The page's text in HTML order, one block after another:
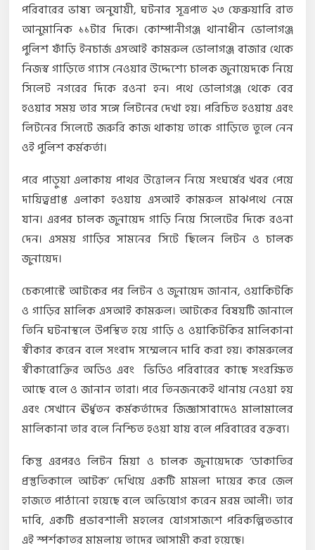
পরিবারের ভাষ্য অনুযায়ী, ঘটনার সূত্রপাত ২৩ ফেব্রুয়ারি রাত
আনুমানিক ১১টার দিকে। কোম্পানীগঞ্জ থানাধীন ভোলাগঞ্জ
পুলিশ ফাঁড়ি ইনচার্জ এসআই কামরুল ভোলাগঞ্জ বাজার থেকে
নিজস্ব গাড়িতে গ্যাস নেওয়ার উদ্দেশ্যে চালক জুনায়েদকে নিয়ে
সিলেট নগরের দিকে রওনা হন। পথে ভোলাগঞ্জ থেকে বের
হওয়ার সময় তার সঙ্গে লিটনের দেখা হয়। পরিচিত হওয়ায় এবং
লিটনের সিলেটে জরুরি কাজ থাকায় তাকে গাড়িতে তুলে নেন
ওই পুলিশ কর্মকর্তা।
পরে পাড়ুয়া এলাকায় পাথর উত্তোলন নিয়ে সংঘর্ষের খবর পেয়ে
দায়িত্বপ্রাপ্ত এলাকা হওয়ায় এসআই কামরুল মাঝপথে নেমে
যান। এরপর চালক জুনায়েদ গাড়ি নিয়ে সিলেটের দিকে রওনা
দেন। এসময় গাড়ির সামনের সিটে ছিলেন লিটন ও চালক
জুনায়েদ।
চেকপোস্টে আটকের পর লিটন ও জুনায়েদ জানান, ওয়াকিটকি
ও গাড়ির মালিক এসআই কামরুল। আটকের বিষয়টি জানালে
তিনি ঘটনাস্থলে উপস্থিত হয়ে গাড়ি ও ওয়াকিটকির মালিকানা
স্বীকার করেন বলে সংবাদ সম্মেলনে দাবি করা হয়। কামরুলের
স্বীকারোক্তির অডিও এবং ভিডিও পরিবারের কাছে সংরক্ষিত
আছে বলে ও জানান তারা। পরে তিনজনকেই থানায় নেওয়া হয়
এবং সেখানে ঊর্ধ্বতন কর্মকর্তাদের জিজ্ঞাসাবাদেও মালামালের
মালিকানা তার বলে নিশ্চিত হওয়া যায় বলে পরিবারের বক্তব্য।
কিন্তু এরপরও লিটন মিয়া ও চালক জুনায়েদকে ‘ডাকাতির
প্রস্তুতিকালে আটক’ দেখিয়ে একটি মামলা দায়ের করে জেল
হাজতে পাঠানো হয়েছে বলে অভিযোগ করেন মরম আলী। তার
দাবি, একটি প্রভাবশালী মহলের যোগসাজশে পরিকল্পিতভাবে
এই স্পর্শকাতর মামলায় তাদের আসামী করা হয়েছে।